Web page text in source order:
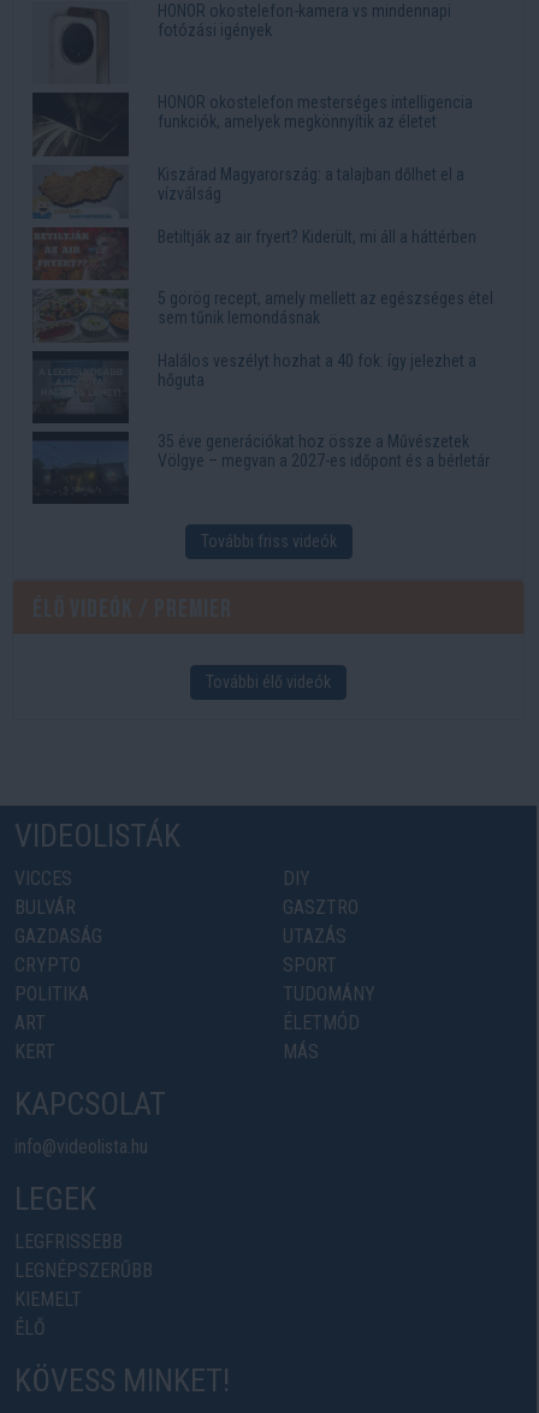
HONOR okostelefon-kamera vs mindennapi
fotózási igények
HONOR okostelefon mesterséges intelligencia
funkciók, amelyek megkönnyítik az életet
Kiszárad Magyarország: a talajban dőlhet el a
vízválság
Betiltják az air fryert? Kiderült, mi áll a háttérben
5 görög recept, amely mellett az egészséges étel
sem tűnik lemondásnak
Halálos veszélyt hozhat a 40 fok: így jelezhet a
hőguta
35 éve generációkat hoz össze a Művészetek
Völgye – megvan a 2027-es időpont és a bérletár
További friss videók
További élő videók
VIDEOLISTÁK
VICCES
BULVÁR
GAZDASÁG
CRYPTO
POLITIKA
ART
KERT
DIY
GASZTRO
UTAZÁS
SPORT
TUDOMÁNY
ÉLETMÓD
MÁS
KAPCSOLAT
info@videolista.hu
LEGEK
LEGFRISSEBB
LEGNÉPSZERŰBB
KIEMELT
ÉLŐ
KÖVESS MINKET!